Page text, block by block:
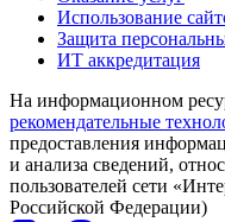
Использование
Защита
ИТ аккредитация
На информационном
рекомендательные
предоставления
и анализа сведений,
пользователей сети
Российской Федерации)